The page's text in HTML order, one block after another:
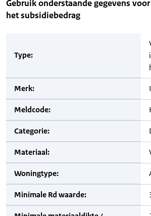
Gebruik onderstaande gegevens
het subsidiebedrag
Type:
Merk:
Meldcode:
Categorie:
Materiaal:
Woningtype:
Minimale Rd waarde: